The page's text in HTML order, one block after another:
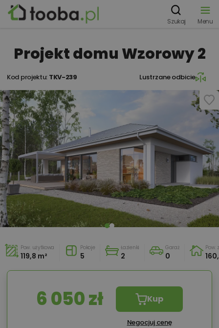
Szukaj Menu
Projekt domu Wzorowy 2
Kod projektu: TKV-239 Lustrzane odbicie
Pow. użytkowa
119,8 m²
Pokoje
5
Łazienki
2
Garaż
0
Pow.
6 050 zł Kup
Negocjuj cenę